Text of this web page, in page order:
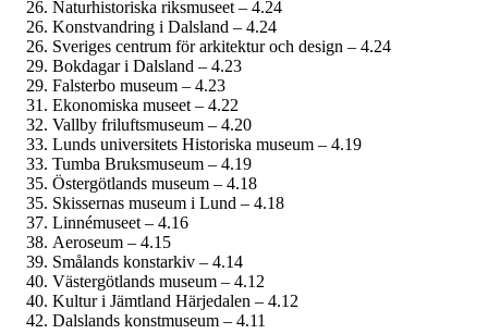
Naturhistoriska riksmuseet – 4.24
Konstvandring i Dalsland – 4.24
Sveriges centrum för arkitektur och design – 4.24
Bokdagar i Dalsland – 4.23
Falsterbo museum – 4.23
Ekonomiska museet – 4.22
Vallby friluftsmuseum – 4.20
Lunds universitets Historiska museum – 4.19
Tumba Bruksmuseum – 4.19
Östergötlands museum – 4.18
Skissernas museum i Lund – 4.18
Linnémuseet – 4.16
Aeroseum – 4.15
Smålands konstarkiv – 4.14
Västergötlands museum – 4.12
Kultur i Jämtland Härjedalen – 4.12
Dalslands konstmuseum – 4.11